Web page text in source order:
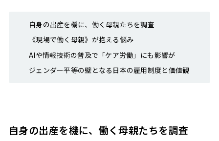
自身の出産を機に、働く母親たちを調査
《現場で働く母親》が抱える悩み
AIや情報技術の普及で「ケア労働」にも影響が
ジェンダー平等の壁となる日本の雇用制度と価値観
自身の出産を機に、働く母親たちを調査